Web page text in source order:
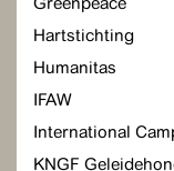
Hartstichting
Humanitas
IFAW
International
KNGF